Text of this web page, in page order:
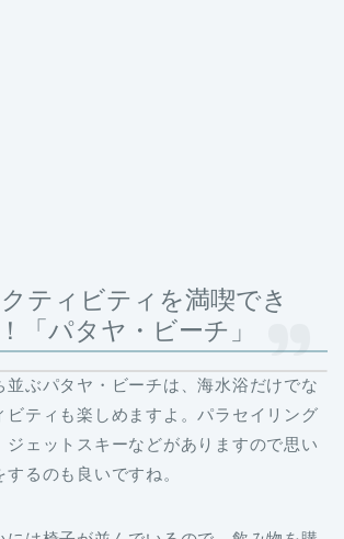
ティビティを満喫でき
「パタヤ・ビーチ」
並ぶパタヤ・ビーチは、海水浴だけでな
ビティも楽しめますよ。パラセイリング
ジェットスキーなどがありますので思い
るのも良いですね。